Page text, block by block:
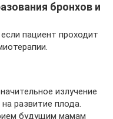
бронхов и
пациент проходит
излучение
развитие плода.
будущим мамам